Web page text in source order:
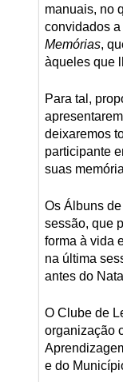
manuais, no
convidados
Memórias,
àqueles que
Para tal,
deixaremos
participante
suas
Os Álbuns
sessão, que
forma à vida
na última
antes do
O Clube de
organização
e do